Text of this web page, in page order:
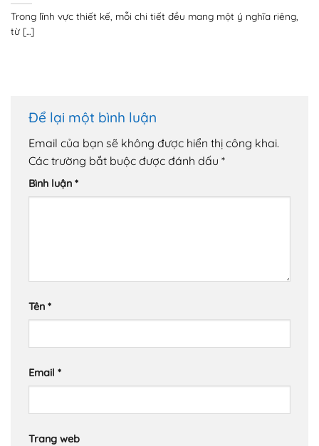
Trong lĩnh vực thiết kế, mỗi chi tiết đều mang một ý nghĩa riêng,
từ [...]
Để lại một bình luận
Email của bạn sẽ không được hiển thị công khai.
Các trường bắt buộc được đánh dấu *
Bình luận *
Tên *
Email *
Trang web